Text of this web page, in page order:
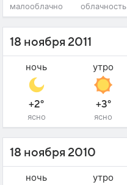
малооблачно облачность
18 ноября 2011
ночь
+2°
ясно
утро
+3°
ясно
18 ноября 2010
ночь утро